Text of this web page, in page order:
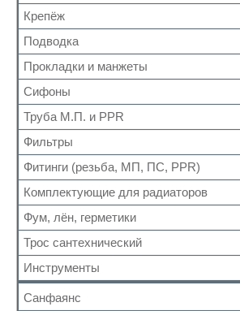
Манометр/Термометр
Обратный клапан
Поплавковый клапан
Регулятор давления
Кран Маевского
Группы безопасности
Кран с американкой
Краны прочие
Краны для бытовой техники
Для радиаторов
Дачные краны
Кран шаровый для газа
Запчасти для кранов
Аксессуары для коллекторов
Коллекторные группы
Коллекторы
Крепёж
Для труб
Для радиатора
Прочий
Подводка
Газ
Газ сильфон
Вода
Вода сильфон
Вода гигант
к смесителю
к смесителю сильфон
Медь
Шланги для стиральных и посудомоечных
машин
Прокладки и манжеты
Прокладки
Для радиаторов
Сальники
Манжеты для канализационных труб
Наборы
Сифоны
Выпуск
Донный клапан
Колено
Сифон
Обвязка для ванн
Трапы
Трубка
Гофра для сифона
Труба М.П. и PPR
Металлопластиковая
Полипропиленовая
Фильтры
Для обратного клапана
Косой
Прямой
Самопромывной
Другие
Фитинги (резьба, МП, ПС, PPR)
Резьбовые
Для МП труб
Для PPR труб
Для полотенцесушителей
Комплектующие для радиаторов
Наборы
Комплектующие
Краны Маевского
Кронштейны
Фум, лён, герметики
ФУМ
Нить
Лён
Паста, Герметик, Клей
Трос сантехнический
Инструменты
Санфаянс